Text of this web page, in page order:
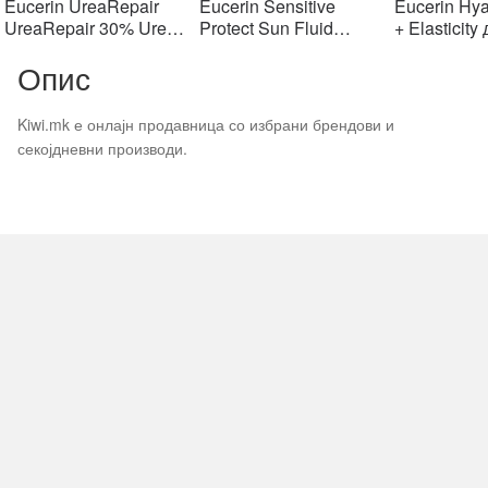
903 ден. 903 ден.
Eucerin UreaRepair
UreaRepair 30% Urea
30% уреа 75 мл
1406 ден. 1406 ден.
Eucerin Sensitive
Protect Sun Fluid
Eucerin
+ Elasticity
Опис
Kiwi.mk е онлајн продавница со избрани брендови и
секојдневни производи.